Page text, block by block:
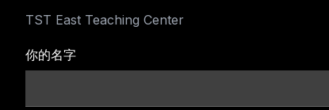
TST East Teaching Center
你的名字